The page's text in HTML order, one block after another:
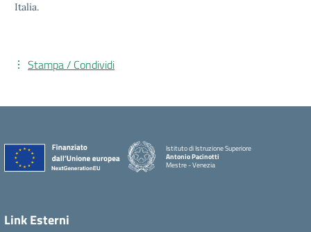
Italia.
Stampa / Condividi
Istituto di Istruzione Superiore
Antonio Pacinotti
Mestre - Venezia
Link Esterni